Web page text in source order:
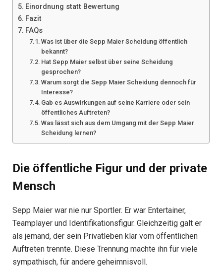
Einordnung statt Bewertung
Fazit
FAQs
Was ist über die Sepp Maier Scheidung öffentlich
bekannt?
Hat Sepp Maier selbst über seine Scheidung
gesprochen?
Warum sorgt die Sepp Maier Scheidung dennoch für
Interesse?
Gab es Auswirkungen auf seine Karriere oder sein
öffentliches Auftreten?
Was lässt sich aus dem Umgang mit der Sepp Maier
Scheidung lernen?
Die öffentliche Figur und der private
Mensch
Sepp Maier war nie nur Sportler. Er war Entertainer,
Teamplayer und Identifikationsfigur. Gleichzeitig galt er
als jemand, der sein Privatleben klar vom öffentlichen
Auftreten trennte. Diese Trennung machte ihn für viele
sympathisch, für andere geheimnisvoll.